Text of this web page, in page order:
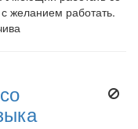
желанием работать.